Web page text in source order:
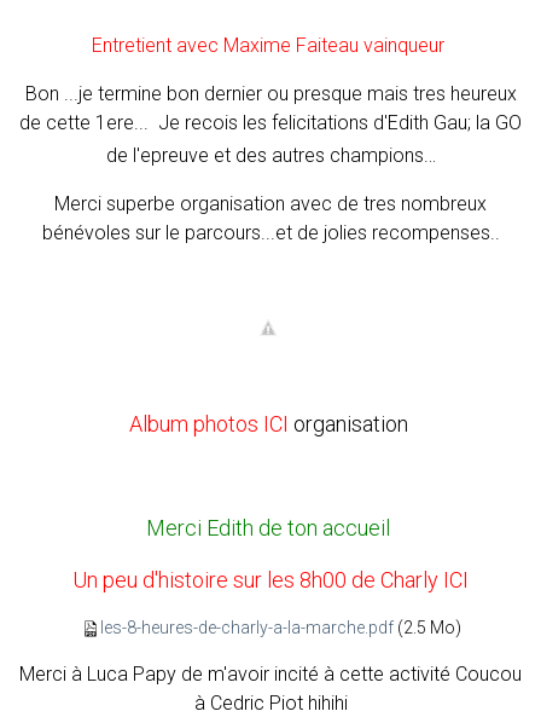
Entretient avec Maxime Faiteau vainqueur
Bon ...je termine bon dernier ou presque mais tres heureux
de cette 1ere... Je recois les felicitations d'Edith Gau; la GO
de l'epreuve et des autres champions.
Merci superbe organisation avec de tres nombreux
bénévoles sur le parcours...et de jolies recompenses..
Album photos ICI organisation
Merci Edith de ton accueil
Un peu d'histoire sur les 8h00 de Charly ICI
les-8-heures-de-charly-a-la-marche.pdf(2.5 Mo)
Merci à Luca Papy de m'avoir incité à cette activité Coucou
à Cedric Piot hihihi